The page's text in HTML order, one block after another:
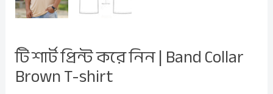
টি শার্ট প্রিন্ট করে নিন | Band Collar
Brown T-shirt